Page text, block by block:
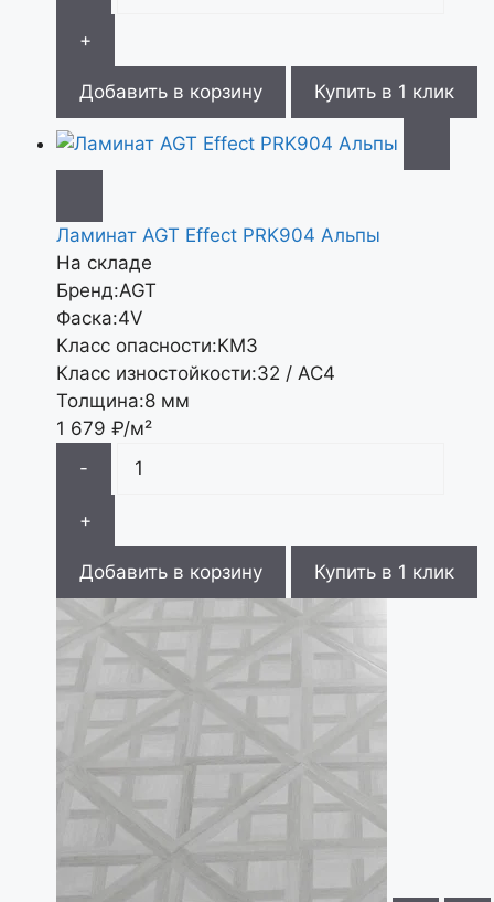
+
Добавить в корзину Купить в 1 клик
Ламинат AGT Effect PRK904 Альпы
На складе
Бренд:AGT
Фаска:4V
Класс опасности:КМ3
Класс изностойкости:32 / АС4
Толщина:8 мм
1 679 ₽/м²
-
+
Добавить в корзину Купить в 1 клик